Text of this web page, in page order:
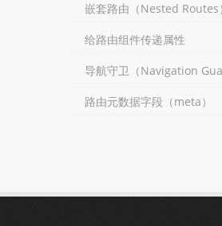
嵌套路由（Nested Routes）
给路由组件传递属性
导航守卫（Navigation
路由元数据字段（meta）